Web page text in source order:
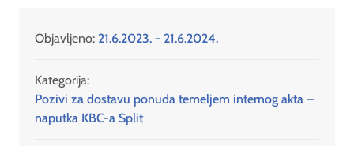
Objavljeno: 21.6.2023. - 21.6.2024.
Kategorija:
Pozivi za dostavu ponuda temeljem internog akta –
naputka KBC-a Split